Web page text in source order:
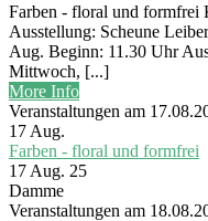
Farben - floral und formfrei
Ausstellung: Scheune
Aug. Beginn: 11.30 Uhr
Mittwoch, [...]
More Info
Veranstaltungen am
17 Aug.
Farben - floral und formfrei
17 Aug. 25
Damme
Veranstaltungen am